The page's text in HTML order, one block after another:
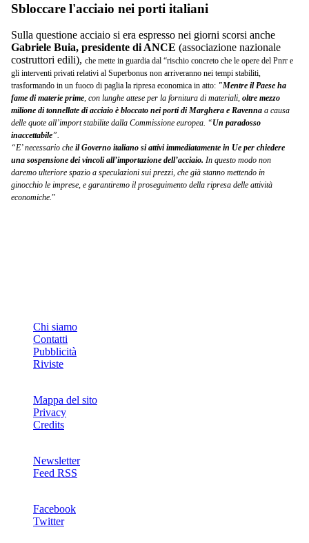
Sbloccare l'acciaio nei porti italiani
Sulla questione acciaio si era espresso nei giorni scorsi anche
Gabriele Buia, presidente di ANCE (associazione nazionale
costruttori edili), che mette in guardia dal “rischio concreto che le opere del Pnrr e
gli interventi privati relativi al Superbonus non arriveranno nei tempi stabiliti,
trasformando in un fuoco di paglia la ripresa economica in atto: "Mentre il Paese ha
fame di materie prime, con lunghe attese per la fornitura di materiali, oltre mezzo
milione di tonnellate di acciaio è bloccato nei porti di Marghera e Ravenna a causa
delle quote all’import stabilite dalla Commissione europea. “Un paradosso
inaccettabile”.
“E’ necessario che il Governo italiano si attivi immediatamente in Ue per chiedere
una sospensione dei vincoli all’importazione dell’acciaio. In questo modo non
daremo ulteriore spazio a speculazioni sui prezzi, che già stanno mettendo in
ginocchio le imprese, e garantiremo il proseguimento della ripresa delle attività
economiche.”
Chi siamo
Contatti
Pubblicità
Riviste
Mappa del sito
Privacy
Credits
Newsletter
Feed RSS
Facebook
Twitter